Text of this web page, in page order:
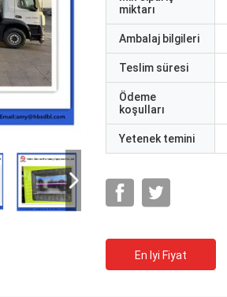
miktarı
Ambalaj bilgileri
Teslim süresi
Ödeme
koşulları
Yetenek temini
En Iyi Fiyat